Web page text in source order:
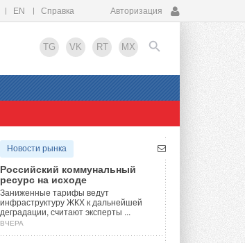
EN Справка Авторизация
TG VK RT MX
EN
Новости рынка
Российский коммунальный
ресурс на исходе
Заниженные тарифы ведут
инфраструктуру ЖКХ к дальнейшей
деградации, считают эксперты ...
ВЧЕРА